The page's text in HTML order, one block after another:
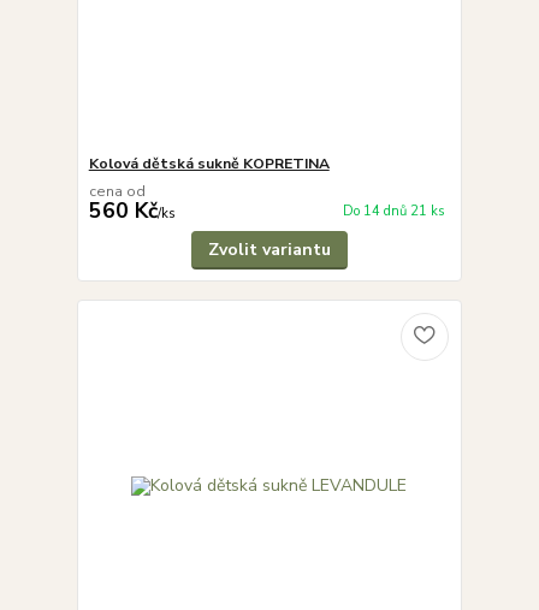
Kolová dětská sukně KOPRETINA
cena od
560 Kč/ks Do 14 dnů 21 ks
Zvolit variantu